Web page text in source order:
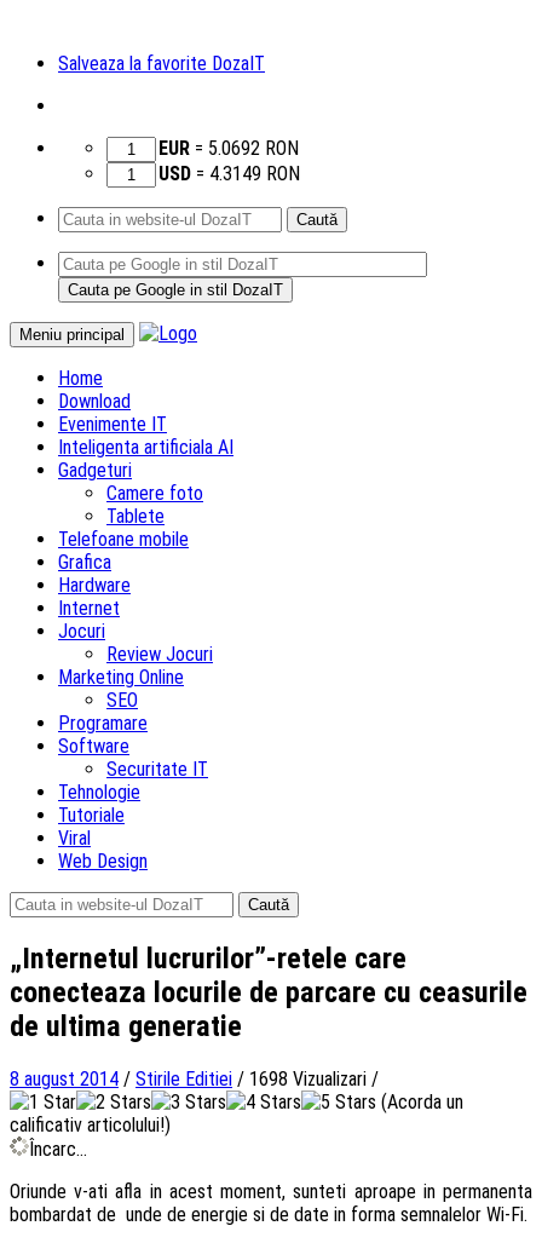
Salveaza la favorite DozaIT
EUR = 5.0692 RON
USD = 4.3149 RON
Caută
după:
Meniu principal
Sari
Home
Download
Evenimente IT
Inteligenta artificiala AI
Gadgeturi
Camere foto
Tablete
Telefoane mobile
Grafica
Hardware
Internet
Jocuri
Review Jocuri
Marketing Online
SEO
Programare
Software
Securitate IT
Tehnologie
Tutoriale
Viral
Web Design
Caută
după:
„Internetul lucrurilor”-retele care
conecteaza locurile de parcare cu ceasurile
de ultima generatie
8 august 2014 / Stirile Editiei / 1698 Vizualizari /
(Acorda un
calificativ articolului!)
Încarc...
Oriunde v-ati afla in acest moment, sunteti aproape in permanenta
bombardat de unde de energie si de date in forma semnalelor Wi-Fi.